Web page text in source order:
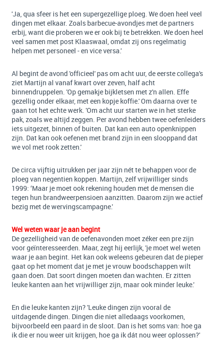
'Ja, qua sfeer is het een supergezellige ploeg. We doen heel veel
dingen met elkaar. Zoals barbecue-avondjes met de partners
erbij, want die proberen we er ook bij te betrekken. We doen heel
veel samen met post Klaaswaal, omdat zij ons regelmatig
helpen met personeel - en vice versa.'
Al begint de avond 'officieel' pas om acht uur, de eerste collega's
ziet Martijn al vanaf kwart over zeven, half acht
binnendruppelen. 'Op gemakje bijkletsen met z'n allen. Effe
gezellig onder elkaar, met een kopje koffie.' Om daarna over te
gaan tot het echte werk. 'Om acht uur starten we in het sterke
pak, zoals we altijd zeggen. Per avond hebben twee oefenleiders
iets uitgezet, binnen of buiten. Dat kan een auto openknippen
zijn. Dat kan ook oefenen met brand zijn in een slooppand dat
we vol met rook zetten.'
De circa vijftig uitrukken per jaar zijn nét te behappen voor de
ploeg van negentien koppen. Martijn, zelf vrijwilliger sinds
1999: ‘Maar je moet ook rekening houden met de mensen die
tegen hun brandweerpensioen aanzitten. Daarom zijn we actief
bezig met de wervingscampagne.'
Wel weten waar je aan begint
De gezelligheid van de oefenavonden moet zéker een pre zijn
voor geïnteresseerden. Maar, zegt hij eerlijk, 'je moet wel weten
waar je aan begint. Het kan ook weleens gebeuren dat de pieper
gaat op het moment dat je met je vrouw boodschappen wilt
gaan doen. Dat soort dingen moeten dan wachten. Er zitten
leuke kanten aan het vrijwilliger zijn, maar ook minder leuke.'
En die leuke kanten zijn? 'Leuke dingen zijn vooral de
uitdagende dingen. Dingen die niet alledaags voorkomen,
bijvoorbeeld een paard in de sloot. Dan is het soms van: hoe ga
ik die er nou weer uit krijgen, hoe ga ik dát nou weer oplossen?'